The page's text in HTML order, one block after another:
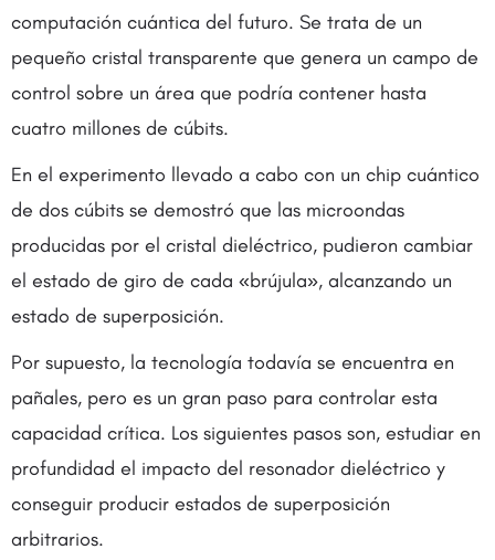
computación cuántica del futuro. Se trata de un
pequeño cristal transparente que genera un campo de
control sobre un área que podría contener hasta
cuatro millones de cúbits.
En el experimento llevado a cabo con un chip cuántico
de dos cúbits se demostró que las microondas
producidas por el cristal dieléctrico, pudieron cambiar
el estado de giro de cada «brújula», alcanzando un
estado de superposición.
Por supuesto, la tecnología todavía se encuentra en
pañales, pero es un gran paso para controlar esta
capacidad crítica. Los siguientes pasos son, estudiar en
profundidad el impacto del resonador dieléctrico y
conseguir producir estados de superposición
arbitrarios.